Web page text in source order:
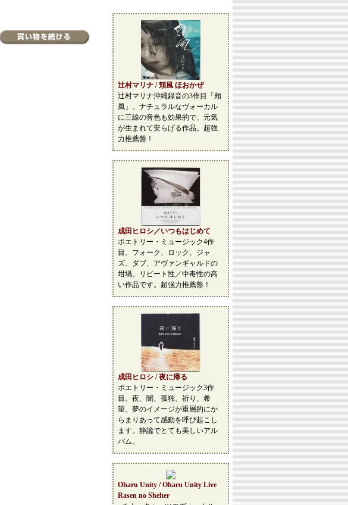
辻村マリナ / 頬風 ほおかぜ
辻村マリナ沖縄録音の3作目「頬
風」。ナチュラルなヴォーカル
に三線の音色も効果的で、元気
が生まれて安らげる作品。超強
力推薦盤！
成田ヒロシ／いつもはじめて
ポエトリー・ミュージック4作
目。フォーク、ロック、ジャ
ズ、ダブ、アヴァンギャルドの
坩堝。リピート性／中毒性の高
い作品です。超強力推薦盤！
成田ヒロシ / 夜に帰る
ポエトリー・ミュージック3作
目。夜、闇、孤独、祈り、希
望、夢のイメージが重層的にか
らまりあって感動を呼び起こし
ます。静謐でとても美しいアル
バム。
Oharu Unity / Oharu Unity Live
Rasen no Shelter